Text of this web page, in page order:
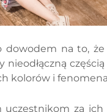
na to, że
nieodłączną
kolorów i
za ich